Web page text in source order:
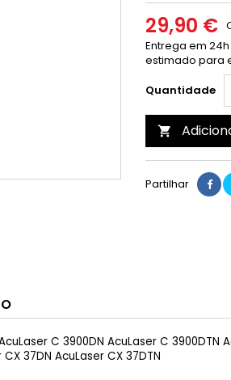
29,90 €
Entrega em
estimado para
Quantidade

Partilhar
C 3900DN AcuLaser C 3900DTN
37DN AcuLaser CX 37DTN